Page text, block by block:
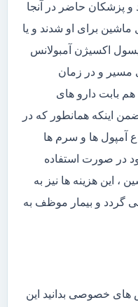
و پزشکان حاضر در آنجا
ماشین برای او شدند و یا
اکسیژن آمبولانس
مسیر و در زمان
بابت دارو های
اینکه همانطور که در
آمپول ها و سرم ها
در صورت استفاده
، این هزینه ها نیز به
گردد و بیمار موظف به
های خصوصی بدانید این